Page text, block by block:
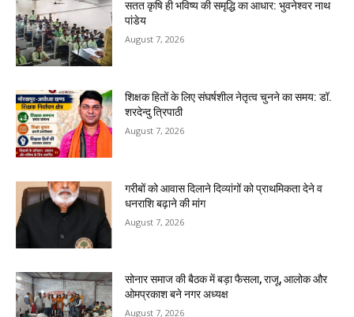
सतत कृषि ही भविष्य की समृद्धि का आधार: भुवनेश्वर नाथ
पांडेय
August 7, 2026
शिक्षक हितों के लिए संघर्षशील नेतृत्व चुनने का समय: डॉ.
शरदेन्दु त्रिपाठी
August 7, 2026
गरीबों को आवास दिलाने दिव्यांगों को प्राथमिकता देने व
धनराशि बढ़ाने की मांग
August 7, 2026
सोनार समाज की बैठक में बड़ा फैसला, राजू, आलोक और
ओमप्रकाश बने नगर अध्यक्ष
August 7, 2026